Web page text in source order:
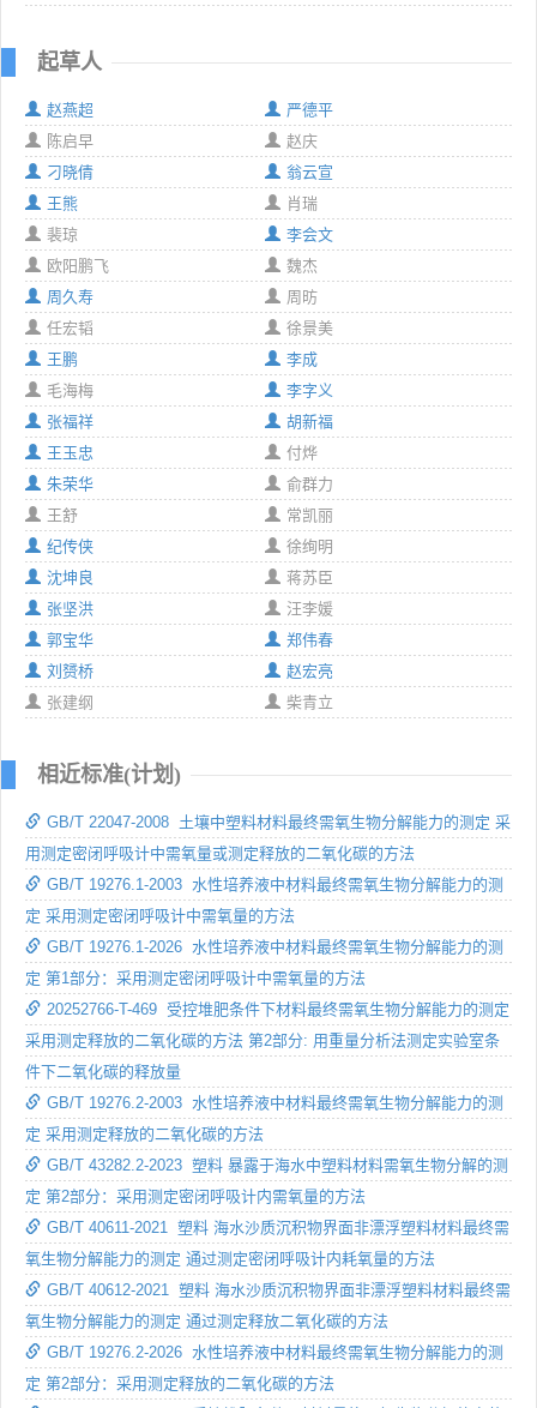
起草人
赵燕超
严德平
陈启早
赵庆
刁晓倩
翁云宣
王熊
肖瑞
裴琼
李会文
欧阳鹏飞
魏杰
周久寿
周昉
任宏韬
徐景美
王鹏
李成
毛海梅
李字义
张福祥
胡新福
王玉忠
付烨
朱荣华
俞群力
王舒
常凯丽
纪传侠
徐绚明
沈坤良
蒋苏臣
张坚洪
汪李媛
郭宝华
郑伟春
刘赟桥
赵宏亮
张建纲
柴青立
相近标准(计划)
GB/T 22047-2008 土壤中塑料材料最终需氧生物分解能力的测定 采
用测定密闭呼吸计中需氧量或测定释放的二氧化碳的方法
GB/T 19276.1-2003 水性培养液中材料最终需氧生物分解能力的测
定 采用测定密闭呼吸计中需氧量的方法
GB/T 19276.1-2026 水性培养液中材料最终需氧生物分解能力的测
定 第1部分：采用测定密闭呼吸计中需氧量的方法
20252766-T-469 受控堆肥条件下材料最终需氧生物分解能力的测定
采用测定释放的二氧化碳的方法 第2部分: 用重量分析法测定实验室条
件下二氧化碳的释放量
GB/T 19276.2-2003 水性培养液中材料最终需氧生物分解能力的测
定 采用测定释放的二氧化碳的方法
GB/T 43282.2-2023 塑料 暴露于海水中塑料材料需氧生物分解的测
定 第2部分：采用测定密闭呼吸计内需氧量的方法
GB/T 40611-2021 塑料 海水沙质沉积物界面非漂浮塑料材料最终需
氧生物分解能力的测定 通过测定密闭呼吸计内耗氧量的方法
GB/T 40612-2021 塑料 海水沙质沉积物界面非漂浮塑料材料最终需
氧生物分解能力的测定 通过测定释放二氧化碳的方法
GB/T 19276.2-2026 水性培养液中材料最终需氧生物分解能力的测
定 第2部分：采用测定释放的二氧化碳的方法